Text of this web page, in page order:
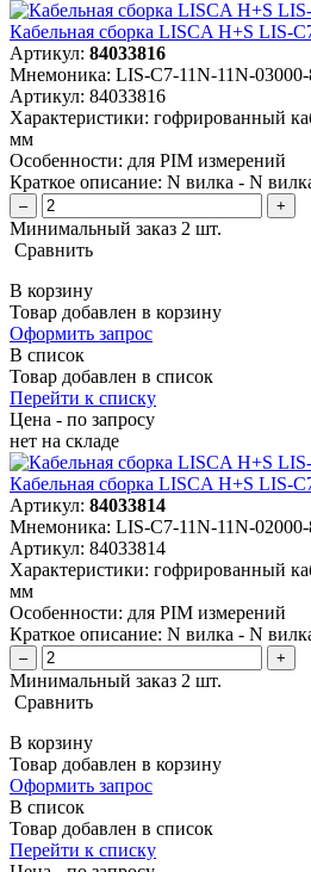
Кабельная сборка LISCA H+S LIS-
Артикул: 84033816
Мнемоника: LIS-C7-11N-11N-03000-
Артикул: 84033816
Характеристики: гофрированный
мм
Особенности: для PIM измерений
Краткое описание: N вилка - N
– +
Минимальный заказ 2 шт.
Сравнить
В корзину
Товар добавлен в корзину
Оформить запрос
В список
Товар добавлен в список
Перейти к списку
Цена - по запросу
нет на складе
Кабельная сборка LISCA H+S LIS-
Артикул: 84033814
Мнемоника: LIS-C7-11N-11N-02000-
Артикул: 84033814
Характеристики: гофрированный
мм
Особенности: для PIM измерений
Краткое описание: N вилка - N
– +
Минимальный заказ 2 шт.
Сравнить
В корзину
Товар добавлен в корзину
Оформить запрос
В список
Товар добавлен в список
Перейти к списку